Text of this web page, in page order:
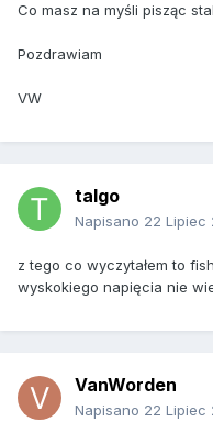
Co masz na myśli pisząc
Pozdrawiam
VW
talgo
Napisano 22 Lipiec
z tego co wyczytałem to
wyskokiego napięcia nie
VanWorden
Napisano 22 Lipiec